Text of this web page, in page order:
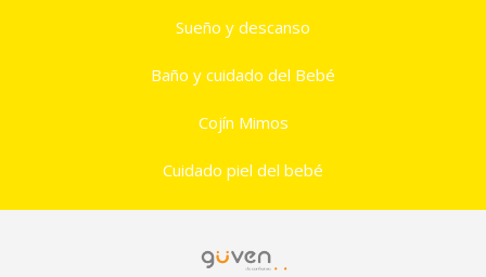
Sueño y descanso
Baño y cuidado del Bebé
Cojín Mimos
Cuidado piel del bebé